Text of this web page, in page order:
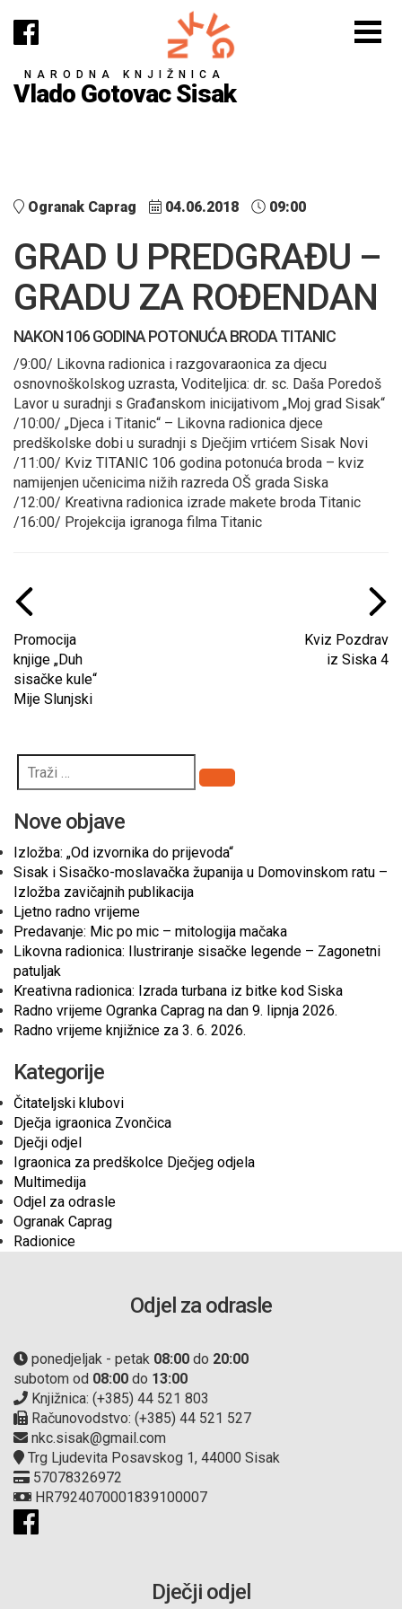
NARODNA KNJIŽNICA
Vlado Gotovac Sisak
Ogranak Caprag 04.06.2018 09:00
GRAD U PREDGRAĐU –
GRADU ZA ROĐENDAN
NAKON 106 GODINA POTONUĆA BRODA TITANIC
/9:00/ Likovna radionica i razgovaraonica za djecu
osnovnoškolskog uzrasta, Voditeljica: dr. sc. Daša Poredoš
Lavor u suradnji s Građanskom inicijativom „Moj grad Sisak“
/10:00/ „Djeca i Titanic“ – Likovna radionica djece
predškolske dobi u suradnji s Dječjim vrtićem Sisak Novi
/11:00/ Kviz TITANIC 106 godina potonuća broda – kviz
namijenjen učenicima nižih razreda OŠ grada Siska
/12:00/ Kreativna radionica izrade makete broda Titanic
/16:00/ Projekcija igranoga filma Titanic
Promocija
knjige „Duh
sisačke kule“
Mije Slunjski
Kviz Pozdrav
iz Siska 4
Pretraži
Nove objave
Izložba: „Od izvornika do prijevoda“
Sisak i Sisačko-moslavačka županija u Domovinskom ratu –
Izložba zavičajnih publikacija
Ljetno radno vrijeme
Predavanje: Mic po mic – mitologija mačaka
Likovna radionica: Ilustriranje sisačke legende – Zagonetni
patuljak
Kreativna radionica: Izrada turbana iz bitke kod Siska
Radno vrijeme Ogranka Caprag na dan 9. lipnja 2026.
Radno vrijeme knjižnice za 3. 6. 2026.
Kategorije
Čitateljski klubovi
Dječja igraonica Zvončica
Dječji odjel
Igraonica za predškolce Dječjeg odjela
Multimedija
Odjel za odrasle
Ogranak Caprag
Radionice
Odjel za odrasle
ponedjeljak - petak 08:00 do 20:00
subotom od 08:00 do 13:00
Knjižnica: (+385) 44 521 803
Računovodstvo: (+385) 44 521 527
nkc.sisak@gmail.com
Trg Ljudevita Posavskog 1, 44000 Sisak
57078326972
HR7924070001839100007
Dječji odjel